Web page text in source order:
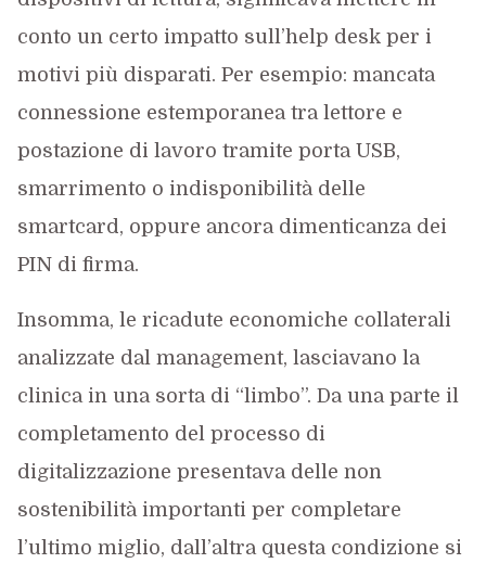
conto un certo impatto sull’help desk per i
motivi più disparati. Per esempio: mancata
connessione estemporanea tra lettore e
postazione di lavoro tramite porta USB,
smarrimento o indisponibilità delle
smartcard, oppure ancora dimenticanza dei
PIN di firma.
Insomma, le ricadute economiche collaterali
analizzate dal management, lasciavano la
clinica in una sorta di “limbo”. Da una parte il
completamento del processo di
digitalizzazione presentava delle non
sostenibilità importanti per completare
l’ultimo miglio, dall’altra questa condizione si